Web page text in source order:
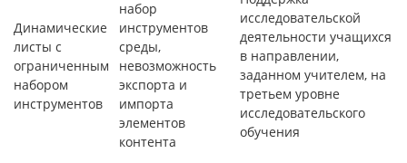
Динамические
листы с
ограниченным
набором
инструментов
набор
инструментов
среды,
невозможность
экспорта и
импорта
элементов
контента
исследовательской
деятельности учащихся
в направлении,
заданном учителем, на
третьем уровне
исследовательского
обучения